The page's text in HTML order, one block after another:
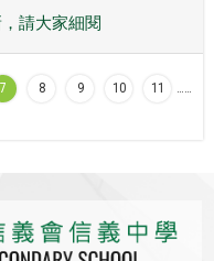
，請大家細閱
7 8 9 10 11